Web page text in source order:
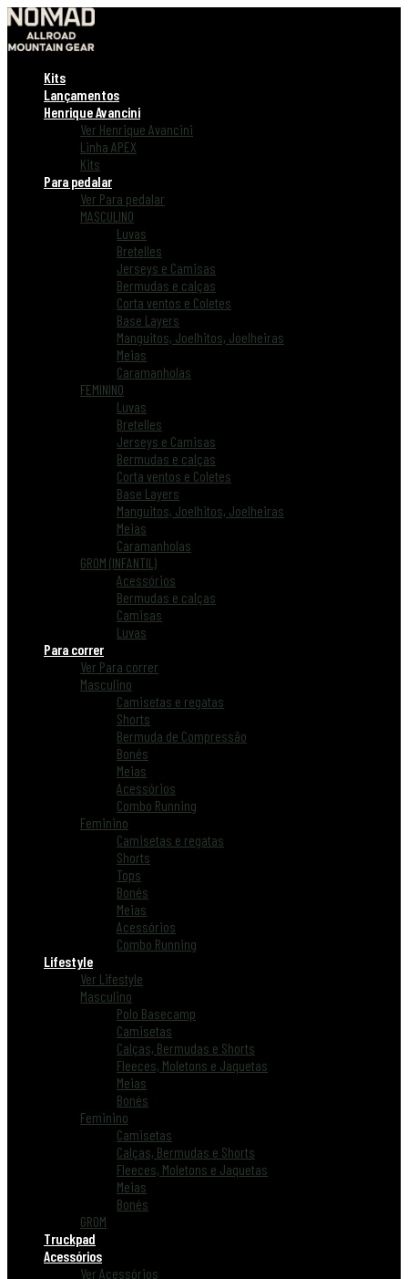
Kits
Lançamentos
Henrique Avancini
Ver Henrique Avancini
Linha APEX
Kits
Para pedalar
Ver Para pedalar
MASCULINO
Luvas
Bretelles
Jerseys e Camisas
Bermudas e calças
Corta ventos e Coletes
Base Layers
Manguitos, Joelhitos, Joelheiras
Meias
Caramanholas
FEMININO
Luvas
Bretelles
Jerseys e Camisas
Bermudas e calças
Corta ventos e Coletes
Base Layers
Manguitos, Joelhitos, Joelheiras
Meias
Caramanholas
GROM (INFANTIL)
Acessórios
Bermudas e calças
Camisas
Luvas
Para correr
Ver Para correr
Masculino
Camisetas e regatas
Shorts
Bermuda de Compressão
Bonés
Meias
Acessórios
Combo Running
Feminino
Camisetas e regatas
Shorts
Tops
Bonés
Meias
Acessórios
Combo Running
Lifestyle
Ver Lifestyle
Masculino
Polo Basecamp
Camisetas
Calças, Bermudas e Shorts
Fleeces, Moletons e Jaquetas
Meias
Bonés
Feminino
Camisetas
Calças, Bermudas e Shorts
Fleeces, Moletons e Jaquetas
Meias
Bonés
GROM
Truckpad
Acessórios
Ver Acessórios